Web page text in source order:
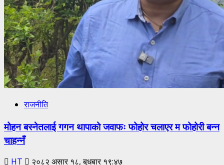
राजनीति
मोहन बस्नेतलाई गगन थापाको जवाफः फोहोर चलाएर म फोहोरी बन्न
चाहन्नँ
HT २०८२ असार १८, बुधबार १९:४७